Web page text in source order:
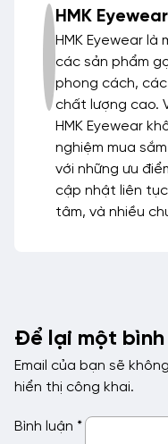
HMK Eyewear
HMK Eyewear
các sản phẩm
phong cách,
chất lượng cao.
HMK Eyewear
nghiệm mua
với những ưu
cập nhật liên
tâm, và nhiều
Để lại một bình
Email của bạn sẽ
hiển thị công khai.
Bình luận *